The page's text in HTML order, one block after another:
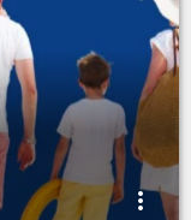
more_vert